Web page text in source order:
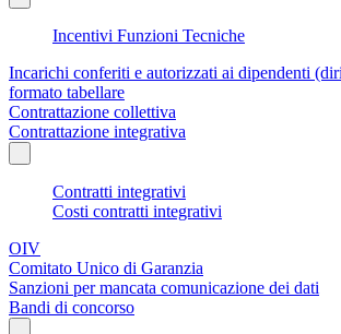
Incentivi Funzioni Tecniche
Incarichi conferiti e autorizzati ai dipendenti
formato tabellare
Contrattazione collettiva
Contrattazione integrativa
Contratti integrativi
Costi contratti integrativi
OIV
Comitato Unico di Garanzia
Sanzioni per mancata comunicazione dei dati
Bandi di concorso